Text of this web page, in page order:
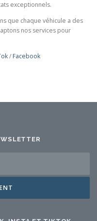
exceptionnels.
que chaque véhicule a des
nos services pour
/Facebook